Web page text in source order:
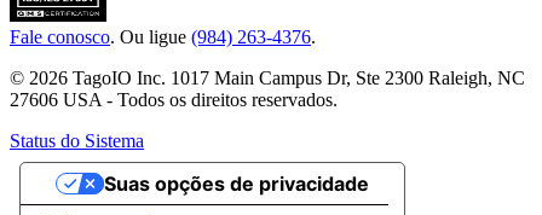
Fale conosco. Ou ligue (984) 263-4376.
© 2026 TagoIO Inc. 1017 Main Campus Dr, Ste 2300 Raleigh, NC
27606 USA - Todos os direitos reservados.
Status do Sistema
Suas opções de privacidade